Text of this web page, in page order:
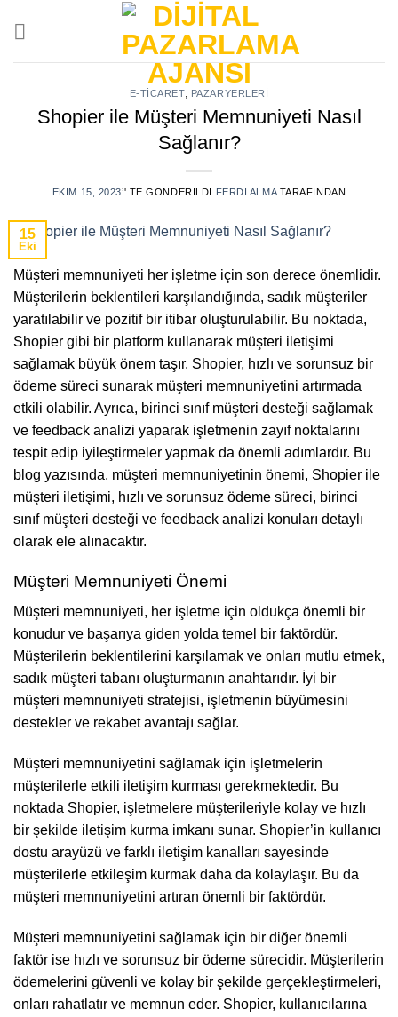
E-TICARET, PAZARYERLERI
Shopier ile Müşteri Memnuniyeti Nasıl
Sağlanır?
EKIM 15, 2023’' TE GÖNDERILDI FERDI ALMATARAFINDAN
15
Eki
Müşteri memnuniyeti her işletme için son derece önemlidir.
Müşterilerin beklentileri karşılandığında, sadık müşteriler
yaratılabilir ve pozitif bir itibar oluşturulabilir. Bu noktada,
Shopier gibi bir platform kullanarak müşteri iletişimi
sağlamak büyük önem taşır. Shopier, hızlı ve sorunsuz bir
ödeme süreci sunarak müşteri memnuniyetini artırmada
etkili olabilir. Ayrıca, birinci sınıf müşteri desteği sağlamak
ve feedback analizi yaparak işletmenin zayıf noktalarını
tespit edip iyileştirmeler yapmak da önemli adımlardır. Bu
blog yazısında, müşteri memnuniyetinin önemi, Shopier ile
müşteri iletişimi, hızlı ve sorunsuz ödeme süreci, birinci
sınıf müşteri desteği ve feedback analizi konuları detaylı
olarak ele alınacaktır.
Müşteri Memnuniyeti Önemi
Müşteri memnuniyeti, her işletme için oldukça önemli bir
konudur ve başarıya giden yolda temel bir faktördür.
Müşterilerin beklentilerini karşılamak ve onları mutlu etmek,
sadık müşteri tabanı oluşturmanın anahtarıdır. İyi bir
müşteri memnuniyeti stratejisi, işletmenin büyümesini
destekler ve rekabet avantajı sağlar.
Müşteri memnuniyetini sağlamak için işletmelerin
müşterilerle etkili iletişim kurması gerekmektedir. Bu
noktada Shopier, işletmelere müşterileriyle kolay ve hızlı
bir şekilde iletişim kurma imkanı sunar. Shopier’in kullanıcı
dostu arayüzü ve farklı iletişim kanalları sayesinde
müşterilerle etkileşim kurmak daha da kolaylaşır. Bu da
müşteri memnuniyetini artıran önemli bir faktördür.
Müşteri memnuniyetini sağlamak için bir diğer önemli
faktör ise hızlı ve sorunsuz bir ödeme sürecidir. Müşterilerin
ödemelerini güvenli ve kolay bir şekilde gerçekleştirmeleri,
onları rahatlatır ve memnun eder. Shopier, kullanıcılarına